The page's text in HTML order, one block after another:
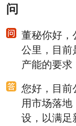
问
董秘你好，
公里，目前
产能的要求
您好，目前
用市场落
设，以满足